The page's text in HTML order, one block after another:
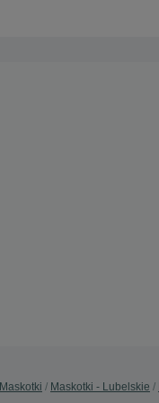
Maskotki Maskotki - Lubelskie